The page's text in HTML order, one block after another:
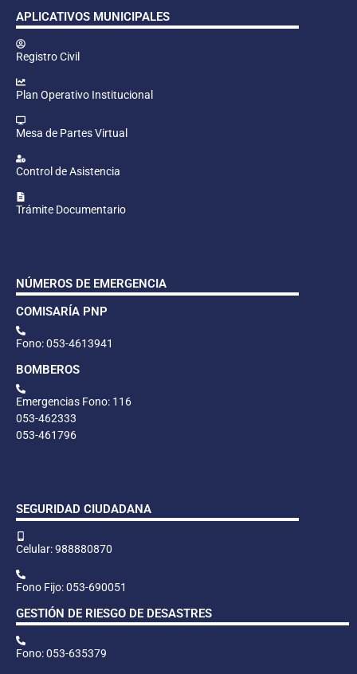
APLICATIVOS MUNICIPALES
Registro Civil
Plan Operativo Institucional
Mesa de Partes Virtual
Control de Asistencia
Trámite Documentario
NÚMEROS DE EMERGENCIA
COMISARÍA PNP
Fono: 053-4613941
BOMBEROS
Emergencias Fono: 116
053-462333
053-461796
SEGURIDAD CIUDADANA
Celular: 988880870
Fono Fijo: 053-690051
GESTIÓN DE RIESGO DE DESASTRES
Fono: 053-635379